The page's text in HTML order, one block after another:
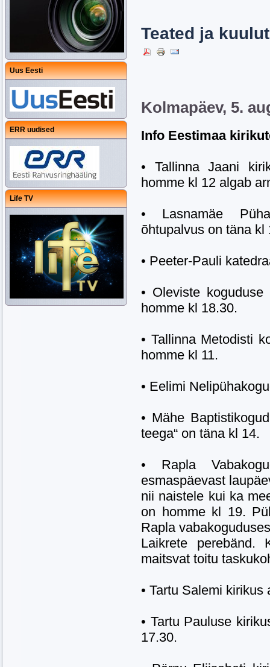
Uus Eesti
ERR uudised
Life TV
Teated ja
Kolmapäev, 5.
Info Eestimaa
• Tallinna Jaani
homme kl 12 algab
• Lasnamäe
õhtupalvus on täna kl
• Peeter-Pauli
• Oleviste
homme kl 18.30.
• Tallinna Metodisti
homme kl 11.
• Eelimi
• Mähe
teega“ on täna kl 14.
• Rapla
esmaspäevast
nii naistele kui ka
on homme kl 19.
Rapla
Laikrete perebänd.
maitsvat toitu
• Tartu Salemi
• Tartu Pauluse
17.30.